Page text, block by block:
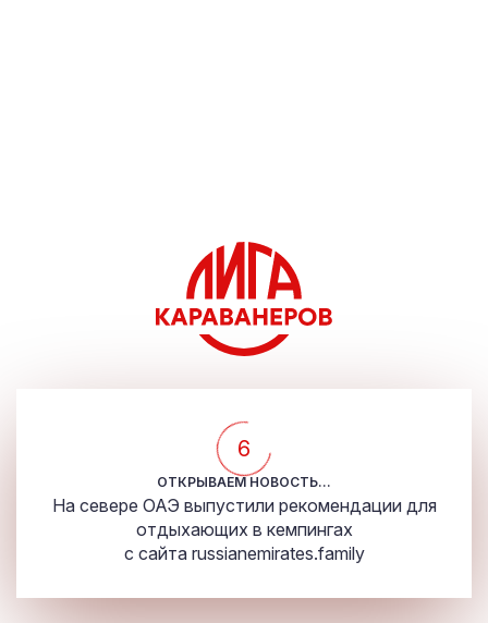
6
ОТКРЫВАЕМ НОВОСТЬ...
​На севере ОАЭ выпустили рекомендации для
отдыхающих в кемпингах
с сайта russianemirates.family